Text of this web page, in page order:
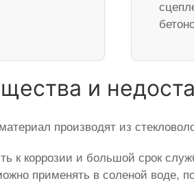
и
производят из
к коррозии и большой срок
применять в соленой воде,